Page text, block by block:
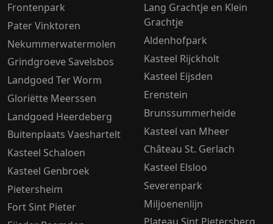
Frontenpark
Pater Vinktoren
Nekummerwatermolen
Grindgroeve Savelsbos
Landgoed Ter Worm
Gloriëtte Meerssen
Landgoed Heerdeberg
Buitenplaats Vaeshartelt
Kasteel Schaloen
Kasteel Genbroek
Pietersheim
Fort Sint Pieter
Lang Grachtje en Klein
Grachtje
Aldenhofpark
Kasteel Rijckholt
Kasteel Eijsden
Erenstein
Brunssummerheide
Kasteel van Mheer
Château St. Gerlach
Kasteel Elsloo
Severenpark
Miljoenenlijn